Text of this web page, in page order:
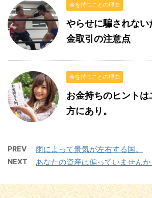
金を持つことの理由
やらせに騙されない
金取引の注意点
金を持つことの理由
お金持ちのヒントは
方にあり。
PREV 雨によって景気が左右する国。
NEXT あなたの資産は偏っていませんか